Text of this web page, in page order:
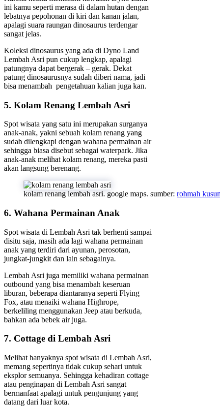
ini kamu seperti merasa di dalam hutan dengan
lebatnya pepohonan di kiri dan kanan jalan,
apalagi suara raungan dinosaurus terdengar
sangat jelas.
Koleksi dinosaurus yang ada di Dyno Land
Lembah Asri pun cukup lengkap, apalagi
patungnya dapat bergerak – gerak. Dekat
patung dinosaurusnya sudah diberi nama, jadi
bisa menambah pengetahuan kalian juga kan.
5. Kolam Renang Lembah Asri
Spot wisata yang satu ini merupakan surganya
anak-anak, yakni sebuah kolam renang yang
sudah dilengkapi dengan wahana permainan air
sehingga biasa disebut sebagai waterpark. Jika
anak-anak melihat kolam renang, mereka pasti
akan langsung berenang.
kolam renang lembah asri. google maps. sumber: rohmah
6. Wahana Permainan Anak
Spot wisata di Lembah Asri tak berhenti sampai
disitu saja, masih ada lagi wahana permainan
anak yang terdiri dari ayunan, perosotan,
jungkat-jungkit dan lain sebagainya.
Lembah Asri juga memiliki wahana permainan
outbound yang bisa menambah keseruan
liburan, beberapa diantaranya seperti Flying
Fox, atau menaiki wahana Highrope,
berkeliling menggunakan Jeep atau berkuda,
bahkan ada bebek air juga.
7. Cottage di Lembah Asri
Melihat banyaknya spot wisata di Lembah Asri,
memang sepertinya tidak cukup sehari untuk
eksplor semuanya. Sehingga kehadiran cottage
atau penginapan di Lembah Asri sangat
bermanfaat apalagi untuk pengunjung yang
datang dari luar kota.